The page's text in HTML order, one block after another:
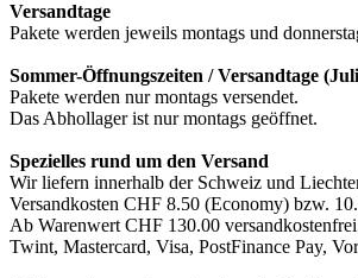
Versandtage
Pakete werden jeweils montags und
Sommer-Öffnungszeiten / Versandtage
Pakete werden nur montags versendet.
Das Abhollager ist nur montags geöffnet.
Spezielles rund um den Versand
Wir liefern innerhalb der Schweiz und
Versandkosten CHF 8.50 (Economy) bzw.
Ab Warenwert CHF 130.00
Twint, Mastercard, Visa, PostFinance Pay,